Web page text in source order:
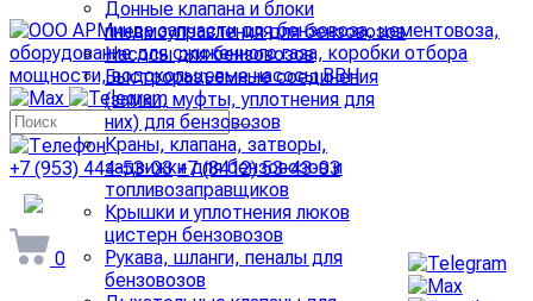
+7 (953) 444-53-03 +7 (8412) 53-43-03
arminda58@mail.ru
0
Донные клапана и блоки
пневмоуправления для бензовозов
Насосы для бензовозов
Быстроразъемные соединения
(замки, муфты, уплотнения для
них) для бензовозов
Краны, клапана, затворы,
задвижки для бензовозов и
топливозаправщиков
Крышки и уплотнения люков
цистерн бензовозов
Рукава, шланги, пеналы для
бензовозов